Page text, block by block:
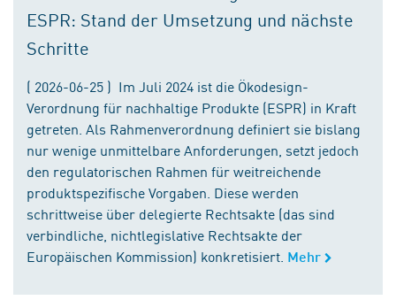
ESPR: Stand der Umsetzung und nächste
Schritte
( 2026-06-25 ) Im Juli 2024 ist die Ökodesign-
Verordnung für nachhaltige Produkte (ESPR) in Kraft
getreten. Als Rahmenverordnung definiert sie bislang
nur wenige unmittelbare Anforderungen, setzt jedoch
den regulatorischen Rahmen für weitreichende
produktspezifische Vorgaben. Diese werden
schrittweise über delegierte Rechtsakte (das sind
verbindliche, nichtlegislative Rechtsakte der
Europäischen Kommission) konkretisiert. Mehr